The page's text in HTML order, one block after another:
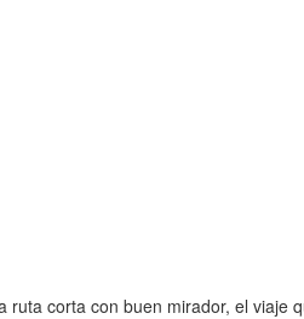
ruta corta con buen mirador, el viaje